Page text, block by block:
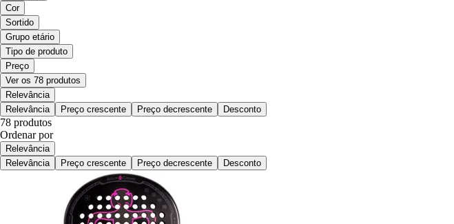
Cor
Sortido
Grupo etário
Tipo de produto
Preço
Ver os 78 produtos
Relevância
Relevância
Preço crescente Preço decrescente Desconto
78 produtos
Ordenar por
Relevância
Relevância
Preço crescente Preço decrescente Desconto